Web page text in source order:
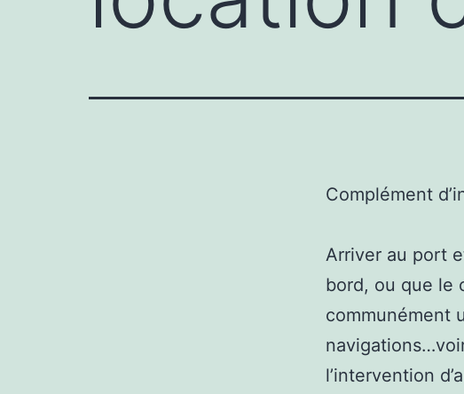
Complément
Arriver au port
bord, ou que le
communément
l’intervention